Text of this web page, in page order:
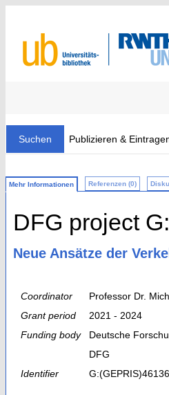
Suchen Publizieren &
Mehr Informationen Referenzen (0)
DFG project
Neue Ansätze der
Coordinator
Professor Dr.
Grant period
2021 - 2024
Funding body
Deutsche
DFG
Identifier